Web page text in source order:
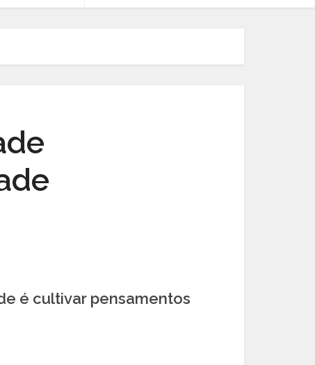
é cultivar pensamentos